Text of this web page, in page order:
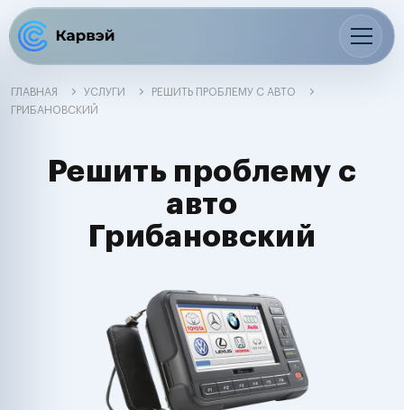
ГЛАВНАЯ УСЛУГИ
РЕШИТЬ ПРОБЛЕМУ С АВТО
ГРИБАНОВСКИЙ
Решить проблему с
авто
Грибановский